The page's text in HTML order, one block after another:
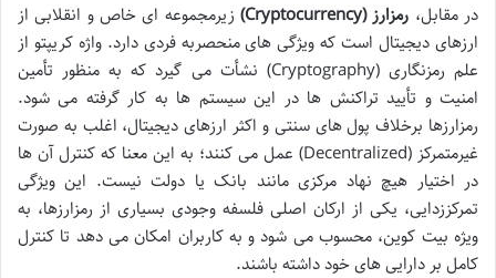
در مقابل، رمزارز (Cryptocurrency)
زیرمجموعه ای خاص و انقلابی از
ارزهای دیجیتال است که ویژگی های منحصربه فردی دارد. واژه کریپتو از
علم رمزنگاری (Cryptography) نشأت می گیرد که به منظور تأمین
امنیت و تأیید تراکنش ها در این سیستم ها به کار گرفته می شود.
رمزارزها برخلاف پول های سنتی و اکثر ارزهای دیجیتال، اغلب به صورت
غیرمتمرکز (Decentralized) عمل می کنند؛ به این معنا که کنترل آن ها
در اختیار هیچ نهاد مرکزی مانند بانک یا دولت نیست. این ویژگی
تمرکززدایی، یکی از ارکان اصلی فلسفه وجودی بسیاری از رمزارزها، به
ویژه بیت کوین، محسوب می شود و به کاربران امکان می دهد تا کنترل
کامل بر دارایی های خود داشته باشند.